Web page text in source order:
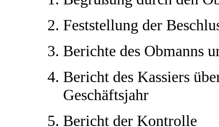
Feststellung der
Berichte des Obmanns
Bericht des Kassiers
Geschäftsjahr
Bericht der Kontrolle